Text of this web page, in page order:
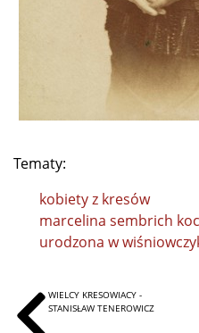
Tematy:
kobiety z kresów
marcelina sembrich
urodzona w
WIELCY KRESOWIACY -
STANISŁAW TENEROWICZ